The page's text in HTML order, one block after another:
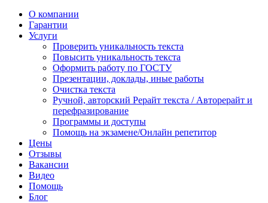
О компании
Гарантии
Услуги
Проверить уникальность текста
Повысить уникальность текста
Оформить работу по ГОСТУ
Презентации, доклады, иные работы
Очистка текста
Ручной, авторский Рерайт текста / Авторерайт и
перефразирование
Программы и доступы
Помощь на экзамене/Онлайн репетитор
Цены
Отзывы
Вакансии
Видео
Помощь
Блог